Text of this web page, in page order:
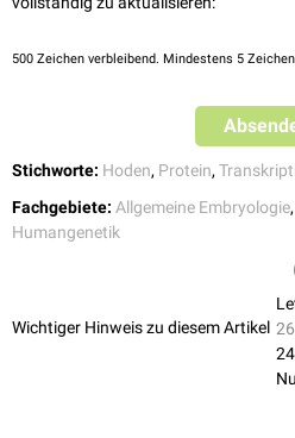
500 Zeichen verbleibend. Mindestens 5
Stichworte: Hoden, Protein,
Fachgebiete: Allgemeine Embryologie,
Humangenetik
Wichtiger Hinweis zu diesem Artikel